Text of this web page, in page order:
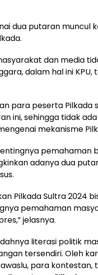
dua putaran
dan media
dalam hal ini
para peserta
ini, sehingga tidak
mekanisme
pemahaman
adanya dua
Pilkada Sultra 2024
pemahaman
jelasnya.
literasi politik
tersendiri. Oleh
para